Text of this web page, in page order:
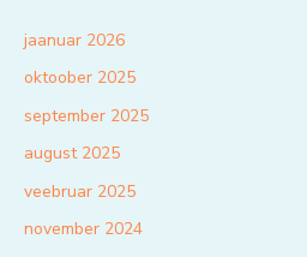
jaanuar 2026
oktoober 2025
september 2025
august 2025
veebruar 2025
november 2024